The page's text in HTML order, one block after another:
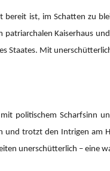
ist, im Schatten zu
Kaiserhaus
Staates. Mit
politischem Scharfsinn
trotzt den Intrigen am
unerschütterlich – eine